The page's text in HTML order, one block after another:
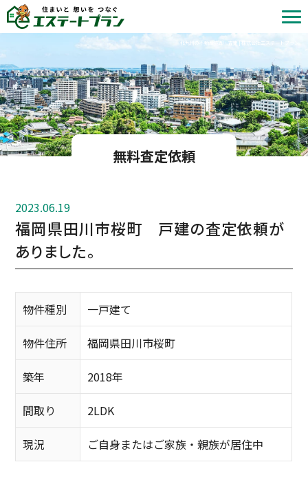
北九州の不動産売却・査定 | 株式会社エステートプラン
無料査定依頼
2023.06.19
福岡県田川市桜町 戸建の査定依頼が
ありました。
物件種別 一戸建て
物件住所 福岡県田川市桜町
築年 2018年
間取り 2LDK
現況 ご自身またはご家族・親族が居住中